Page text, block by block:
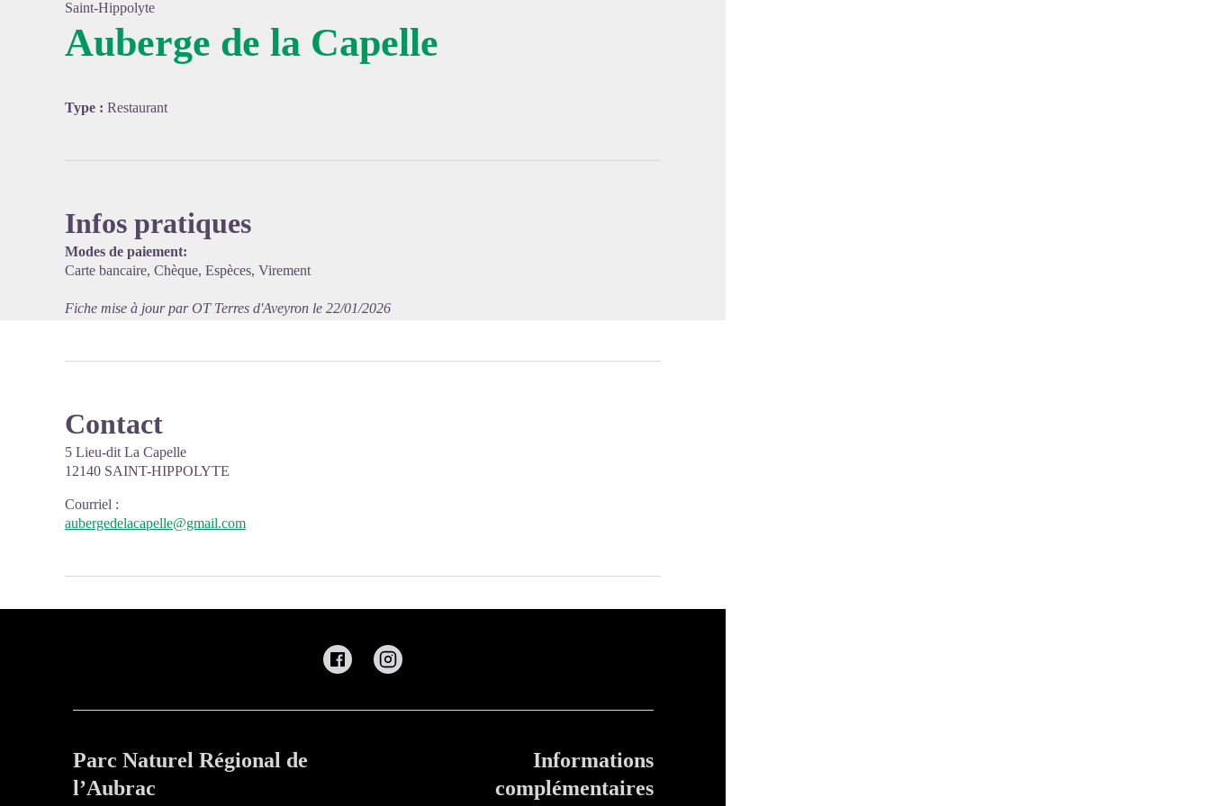
Saint-Hippolyte
Auberge de la Capelle
Type : Restaurant
Infos pratiques
Modes de paiement:
Carte bancaire, Chèque, Espèces, Virement
Fiche mise à jour par OT Terres d'Aveyron le 22/01/2026
Contact
5 Lieu-dit La Capelle
12140 SAINT-HIPPOLYTE
Courriel :
aubergedelacapelle@gmail.com
Parc Naturel Régional de
l’Aubrac
Informations
complémentaires